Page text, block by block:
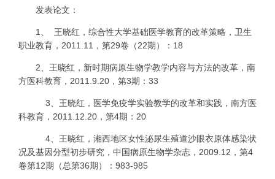
发表论文：
1、 王晓红， 综合性大学基础医学教育的改革策略， 卫生
职业教育， 2011.11 ，第29卷（22期）： 18
2、王晓红，新时期病原生物学教学内容与方法的改革，南
方医科教育， 2011.9.20 ，第3期： 33
3、王晓红， 医学免疫学实验教学的改革和实践 ，南方医
科教育， 2011.12.20 ，第4期： 20
4、王晓红， 湘西地区女性泌尿生殖道沙眼衣原体感染状
况及基因分型初步研究，中国病原生物学杂志， 2009.12 ， 第4
卷第12期（总第36期）： 983-985